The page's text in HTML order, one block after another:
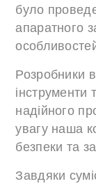
було
апаратного
Розробники
інструменти
надійного
увагу наша
безпеки та
Завдяки